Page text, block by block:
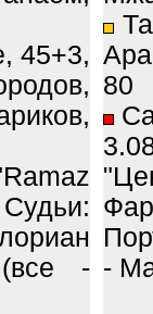
45+3,
-
80
-